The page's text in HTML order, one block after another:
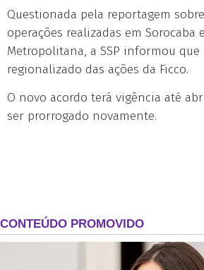
Questionada pela reportagem
operações realizadas em Sorocaba
Metropolitana, a SSP informou
regionalizado das ações da Ficco.
O novo acordo terá vigência até
ser prorrogado novamente.